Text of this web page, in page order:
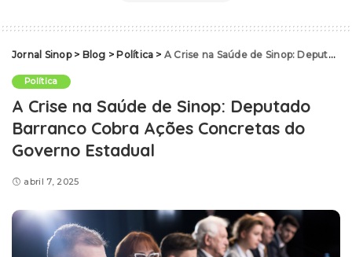
Jornal Sinop> Blog > Política > A Crise na Saúde de Sinop: Deputado Barranco Cobra Ações Concretas do Governo Estadual
Política
A Crise na Saúde de Sinop: Deputado
Barranco Cobra Ações Concretas do
Governo Estadual
abril 7, 2025